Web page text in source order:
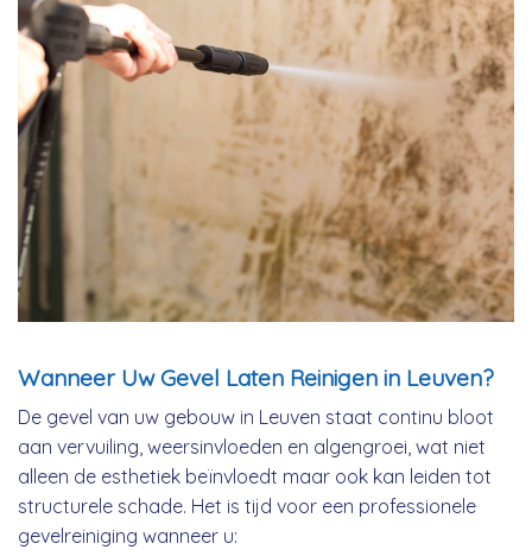
Wanneer Uw Gevel Laten Reinigen in Leuven?
De gevel van uw gebouw in Leuven staat continu bloot
aan vervuiling, weersinvloeden en algengroei, wat niet
alleen de esthetiek beïnvloedt maar ook kan leiden tot
structurele schade. Het is tijd voor een professionele
gevelreiniging wanneer u: